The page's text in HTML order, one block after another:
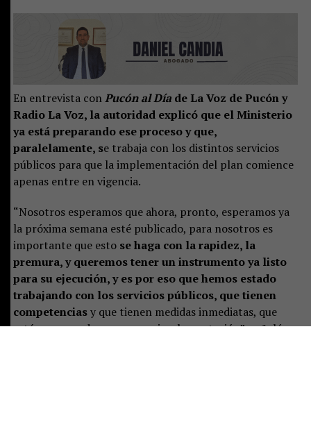
En entrevista conPucón al Díade La Voz de Pucón y
Radio La Voz, la autoridad explicó que el Ministerio
ya está preparando ese proceso y que,
paralelamente, se trabaja con los distintos servicios
públicos para que la implementación del plan comience
apenas entre en vigencia.
“Nosotros esperamos que ahora, pronto, esperamos ya
la próxima semana esté publicado, para nosotros es
importante que esto se haga con la rapidez, la
premura, y queremos tener un instrumento ya listo
para su ejecución, y es por eso que hemos estado
trabajando con los servicios públicos, que tienen
competenciasy que tienen medidas inmediatas, que
estén preparados para ya su implementación”, señaló.